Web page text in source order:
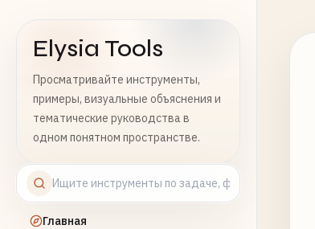
Elysia Tools
Просматривайте инструменты,
примеры, визуальные объяснения и
тематические руководства в
одном понятном пространстве.
Главная